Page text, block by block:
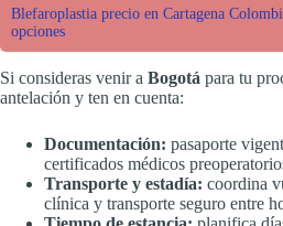
Blefaroplastia precio en Cartagena
opciones
Si consideras venir a Bogotá para tu
antelación y ten en cuenta:
Documentación: pasaporte
certificados médicos
Transporte y estadía: coordina
clínica y transporte seguro entre